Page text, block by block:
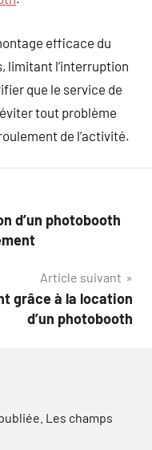
efficace du
limitant l’interruption
que le service de
tout problème
de l’activité.
d’un photobooth
Article suivant
grâce à la location
d’un photobooth
Les champs